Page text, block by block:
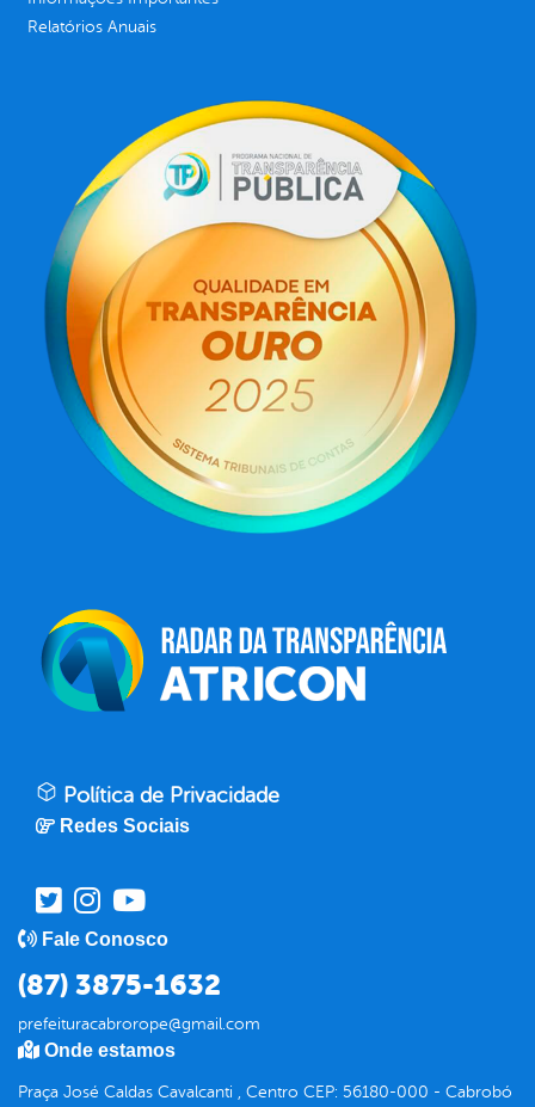
Relatórios Anuais
Política de Privacidade
Redes Sociais
Fale Conosco
(87) 3875-1632
prefeituracabrorope@gmail.com
Onde estamos
Praça José Caldas Cavalcanti , Centro CEP: 56180-000 - Cabrobó